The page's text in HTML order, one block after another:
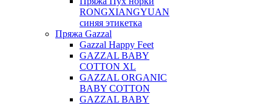
RONGXIANGYUAN
синяя этикетка
Пряжа Gazzal
Gazzal Happy Feet
GAZZAL BABY
COTTON XL
GAZZAL ORGANIC
BABY COTTON
GAZZAL BABY